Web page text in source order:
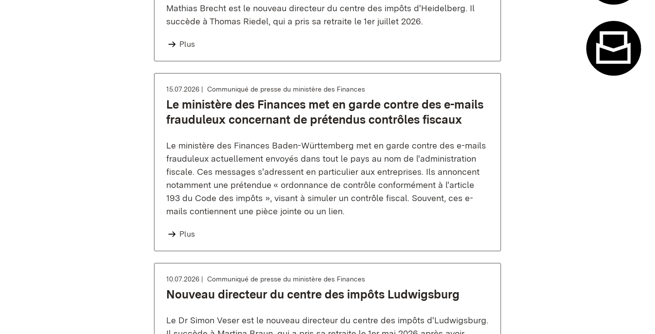
Mathias Brecht est le nouveau directeur du centre des impôts d'Heidelberg. Il
succède à Thomas Riedel, qui a pris sa retraite le 1er juillet 2026.
Plus
15.07.2026 Communiqué de presse du ministère des Finances
Le ministère des Finances met en garde contre des e-mails
frauduleux concernant de prétendus contrôles fiscaux
Le ministère des Finances Baden-Württemberg met en garde contre des e-mails
frauduleux actuellement envoyés dans tout le pays au nom de l'administration
fiscale. Ces messages s'adressent en particulier aux entreprises. Ils annoncent
notamment une prétendue « ordonnance de contrôle conformément à l'article
193 du Code des impôts », visant à simuler un contrôle fiscal. Souvent, ces e-
mails contiennent une pièce jointe ou un lien.
Plus
10.07.2026 Communiqué de presse du ministère des Finances
Nouveau directeur du centre des impôts Ludwigsburg
Le Dr Simon Veser est le nouveau directeur du centre des impôts d'Ludwigsburg.